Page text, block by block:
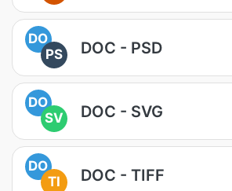
DO
PS
DOC - PSD
DO
SV
DOC - SVG
DO
TI
DOC - TIFF